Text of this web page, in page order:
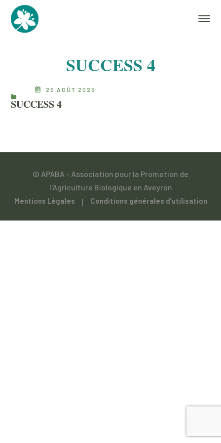
SUCCESS 4
25 AOÛT 2025
SUCCESS 4
© APABA - Association pour la Promotion de
l'Agriculture Biologique en Aveyron
Mentions Légales Conditions générales d’utilisation